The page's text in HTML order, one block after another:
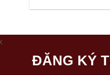
là:
ĐĂNG KÝ